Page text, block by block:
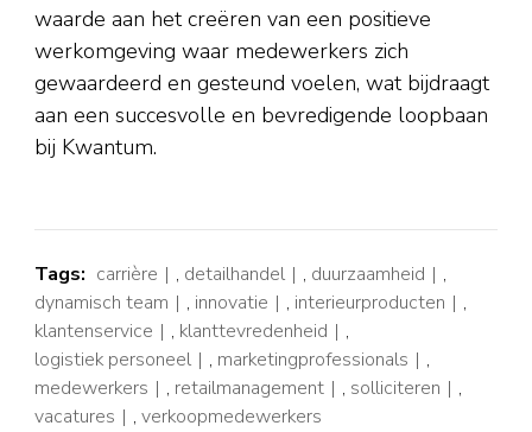
waarde aan het creëren van een positieve
werkomgeving waar medewerkers zich
gewaardeerd en gesteund voelen, wat bijdraagt
aan een succesvolle en bevredigende loopbaan
bij Kwantum.
Tags: carrière , detailhandel , duurzaamheid
,
dynamisch team
, innovatie , interieurproducten
,
klantenservice
, klanttevredenheid
,
logistiek personeel
, marketingprofessionals
,
medewerkers
, retailmanagement , solliciteren
,
vacatures
, verkoopmedewerkers